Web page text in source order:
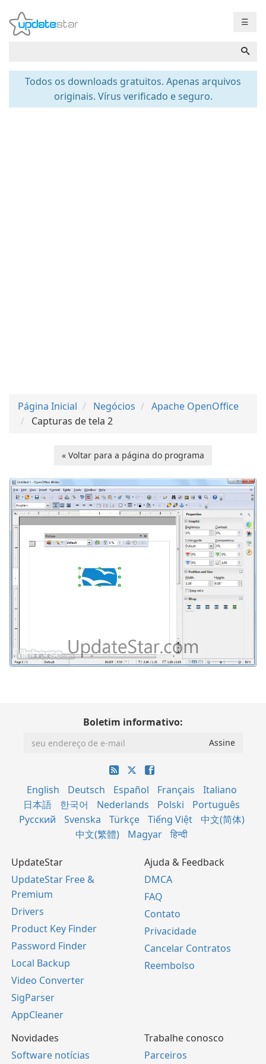
☰
Todos os downloads gratuitos. Apenas arquivos
originais. Vírus verificado e seguro.
Página Inicial Negócios
Apache OpenOffice
Capturas de tela 2
« Voltar para a página do programa
Boletim informativo:
English Deutsch Español Français
Italiano
日本語
한국어 Nederlands Polski
Português
Русский
Svenska Türkçe Tiếng Việt
中文(简体)
中文(繁體)
Magyar हिन्दी
UpdateStar
UpdateStar Free &
Premium
Drivers
Product Key Finder
Password Finder
Local Backup
Video Converter
SigParser
AppCleaner
Ajuda & Feedback
DMCA
FAQ
Contato
Privacidade
Cancelar Contratos
Reembolso
Novidades
Software notícias
Trabalhe conosco
Parceiros